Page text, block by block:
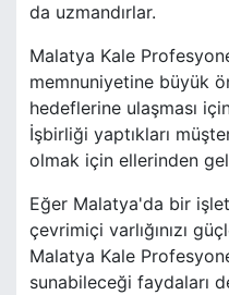
da uzmandırlar.
Malatya Kale
memnuniyetine büyük
hedeflerine ulaşması
İşbirliği yaptıkları
olmak için ellerinden
Eğer Malatya'da bir
çevrimiçi varlığınızı
Malatya Kale
sunabileceği faydaları